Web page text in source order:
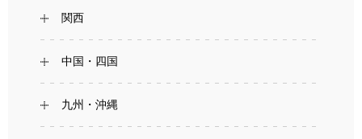
関西
中国・四国
九州・沖縄